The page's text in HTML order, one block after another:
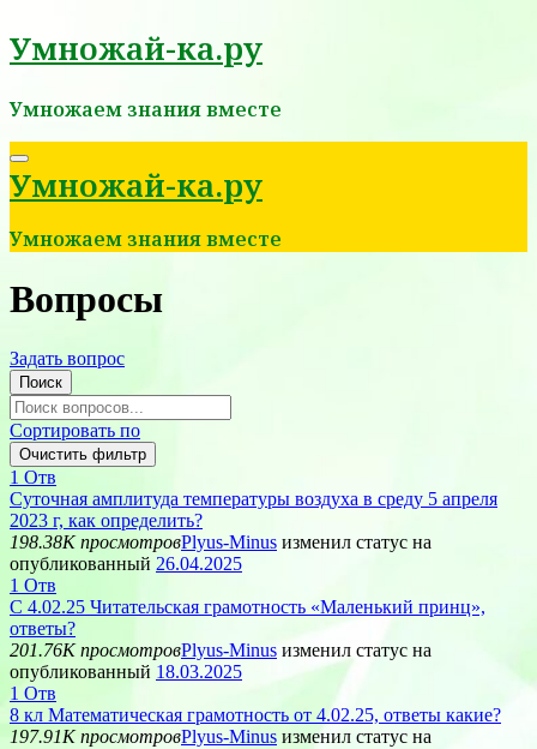
Перейти
к
Умножай-ка.ру
Умножаем знания вместе
Умножай-ка.ру
Умножаем знания вместе
Вопросы
Задать вопрос
Поиск
Сортировать по
Очистить фильтр
1 Отв
Суточная амплитуда температуры воздуха в среду 5 апреля
2023 г, как определить?
198.38K просмотровPlyus-Minus изменил статус на
опубликованный 26.04.2025
1 Отв
С 4.02.25 Читательская грамотность «Маленький принц»,
ответы?
201.76K просмотровPlyus-Minus изменил статус на
опубликованный 18.03.2025
1 Отв
8 кл Математическая грамотность от 4.02.25, ответы какие?
197.91K просмотровPlyus-Minus изменил статус на